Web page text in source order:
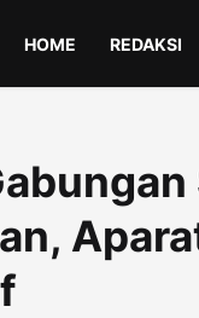
HOME REDAKSI